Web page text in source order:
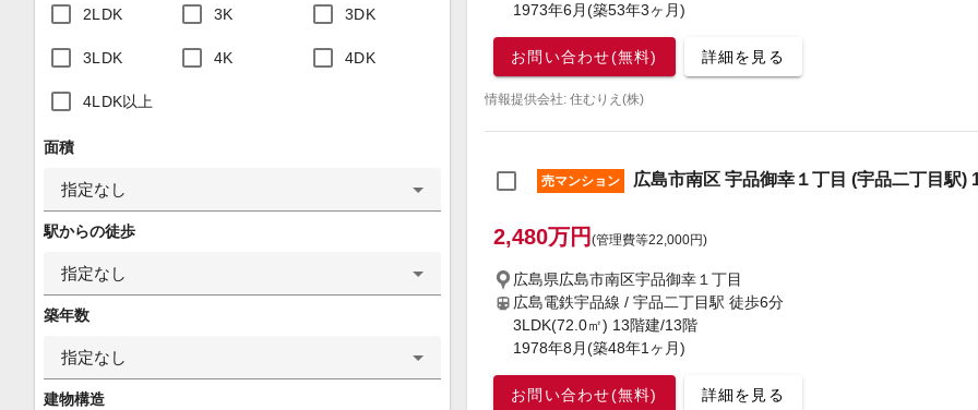
2LDK 3K 3DK
3LDK 4K 4DK
4LDK以上
面積
指定なし
駅からの徒歩
指定なし
築年数
指定なし
建物構造
1973年6月(築53年3ヶ月)
お問い合わせ(無料) 詳細を見る
情報提供会社: 住むりえ(株)
売マンション 広島市南区 宇品御幸１丁目 (宇品二丁目駅)
2,480万円 (管理費等22,000円)
広島県広島市南区宇品御幸１丁目
広島電鉄宇品線 / 宇品二丁目駅 徒歩6分
3LDK(72.0㎡) 13階建/13階
1978年8月(築48年1ヶ月)
お問い合わせ(無料) 詳細を見る